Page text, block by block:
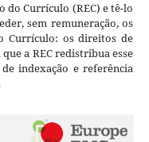
do Currículo (REC) e tê-lo
sem remuneração, os
Currículo: os direitos de
a REC redistribua esse
indexação e referência